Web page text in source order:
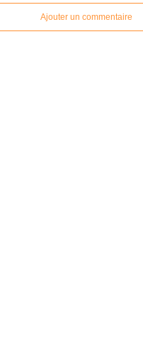
Ajouter un commentaire